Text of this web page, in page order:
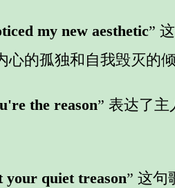
my new aesthetic”
的孤独和自我毁灭的倾
the reason” 表达了
your quiet treason” 这句